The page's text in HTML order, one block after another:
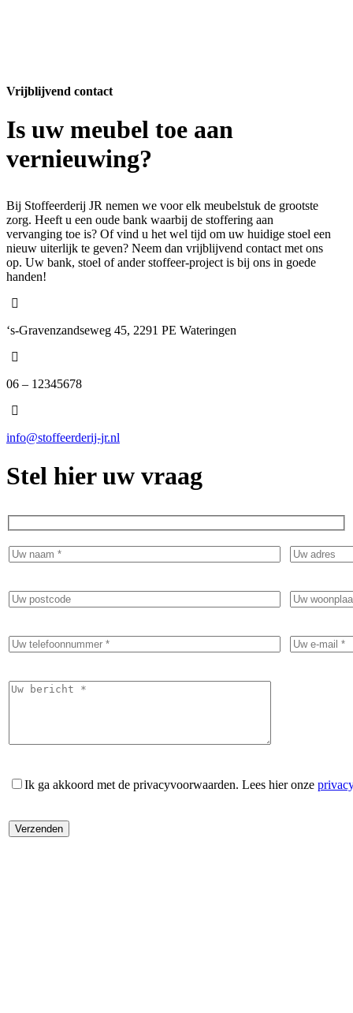
Vrijblijvend contact
Is uw meubel toe aan
vernieuwing?
Bij Stoffeerderij JR nemen we voor elk meubelstuk de grootste
zorg. Heeft u een oude bank waarbij de stoffering aan
vervanging toe is? Of vind u het wel tijd om uw huidige stoel een
nieuw uiterlijk te geven? Neem dan vrijblijvend contact met ons
op. Uw bank, stoel of ander stoffeer-project is bij ons in goede
handen!
‘s-Gravenzandseweg 45, 2291 PE Wateringen
06 – 12345678
info@stoffeerderij-jr.nl
Stel hier uw vraag
Ik ga akkoord met de privacyvoorwaarden. Lees hier onze